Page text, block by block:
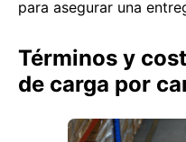
para asegurar una
Términos y
de carga por